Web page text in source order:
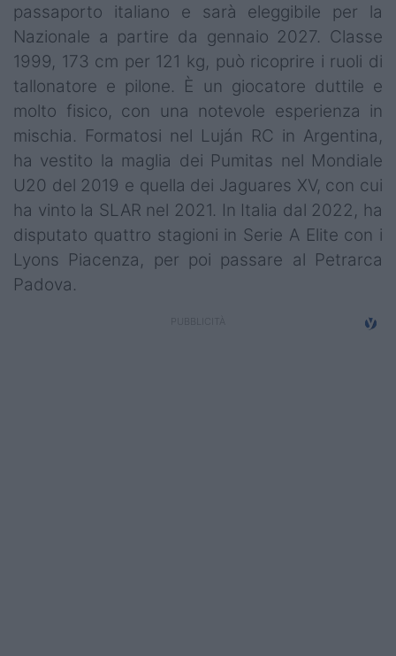
passaporto italiano e sarà eleggibile per la
Nazionale a partire da gennaio 2027. Classe
1999, 173 cm per 121 kg, può ricoprire i ruoli di
tallonatore e pilone. È un giocatore duttile e
molto fisico, con una notevole esperienza in
mischia. Formatosi nel Luján RC in Argentina,
ha vestito la maglia dei Pumitas nel Mondiale
U20 del 2019 e quella dei Jaguares XV, con cui
ha vinto la SLAR nel 2021. In Italia dal 2022, ha
disputato quattro stagioni in Serie A Elite con i
Lyons Piacenza, per poi passare al Petrarca
Padova.